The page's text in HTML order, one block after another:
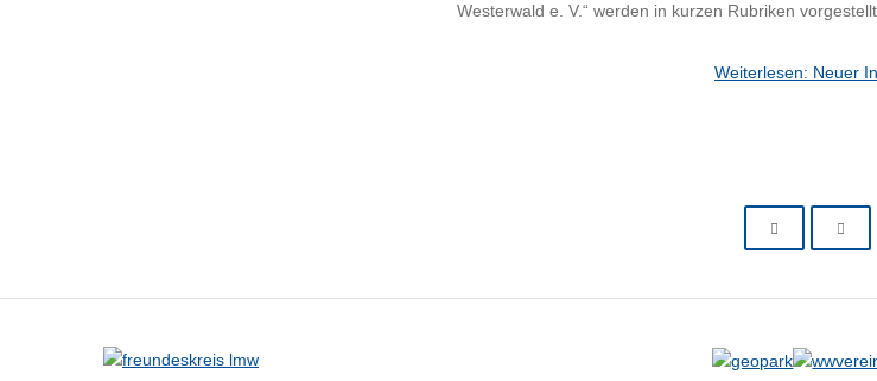
Westerwald e. V.“ werden in kurzen Rubriken
Weiterlesen: Neuer